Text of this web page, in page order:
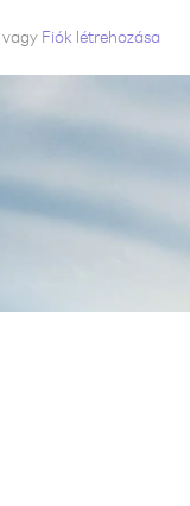
vagy Fiók létrehozása